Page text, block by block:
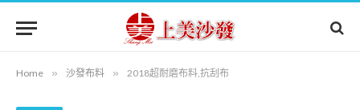
Home » 沙發布料 » 2018超耐磨布料,抗刮布